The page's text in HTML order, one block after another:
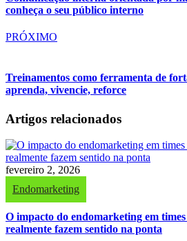
conheça o seu público interno
PRÓXIMO
Treinamentos como ferramenta de
aprenda, vivencie, reforce
Artigos relacionados
fevereiro 2, 2026
Endomarketing
O impacto do endomarketing em
realmente fazem sentido na ponta